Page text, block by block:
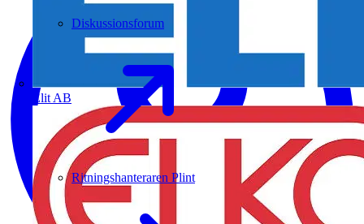
Elit AB
Diskussionsforum
Ritningshanteraren Plint